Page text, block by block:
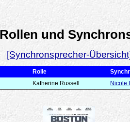
und
[Synchronsprecher-
Rolle
Katherine Russell Nicole